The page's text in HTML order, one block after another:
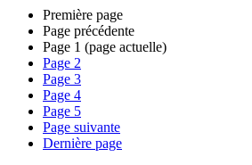
Première page
Page précédente
Page 1 (page actuelle)
Page 2
Page 3
Page 4
Page 5
Page suivante
Dernière page